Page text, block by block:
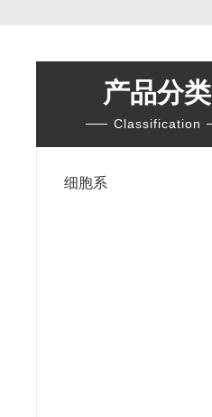
产品分类
Classification
细胞系